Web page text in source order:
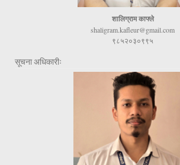
शालिग्राम काफ्ले
shaligram.kafleur@gmail.com
९८५२०३०९९५
सूचना अधिकारीः